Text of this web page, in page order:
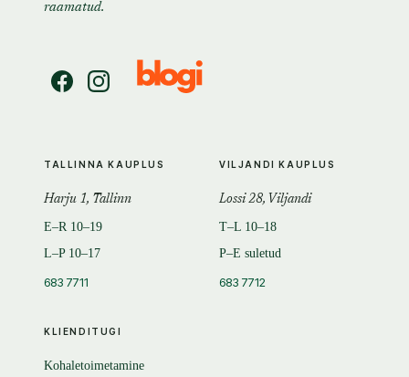
raamatud.
KLIENDITUGI
Kohaletoimetamine
TALLINNA KAUPLUS
Harju 1, Tallinn
E–R 10–19
L–P 10–17
683 7711
VILJANDI KAUPLUS
Lossi 28, Viljandi
T–L 10–18
P–E suletud
683 7712